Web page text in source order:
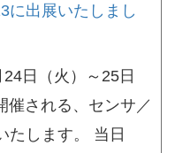
に出展いたしまし
日（火）～25日
催される、センサ／
たします。 当日